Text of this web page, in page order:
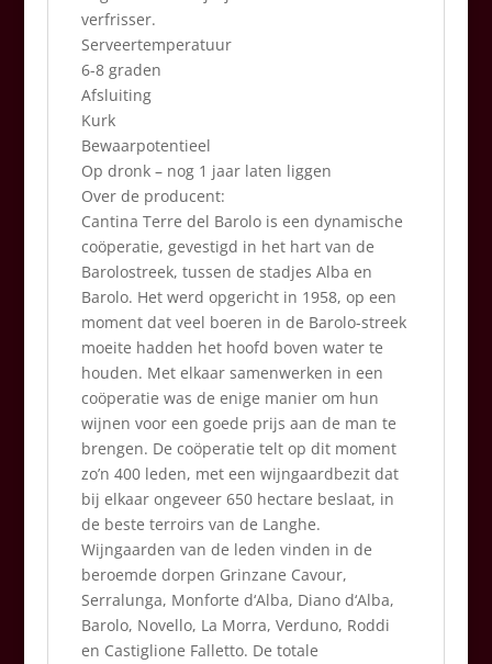
verfrisser.
Serveertemperatuur
6-8 graden
Afsluiting
Kurk
Bewaarpotentieel
Op dronk – nog 1 jaar laten liggen
Over de producent:
Cantina Terre del Barolo is een dynamische
coöperatie, gevestigd in het hart van de
Barolostreek, tussen de stadjes Alba en
Barolo. Het werd opgericht in 1958, op een
moment dat veel boeren in de Barolo-streek
moeite hadden het hoofd boven water te
houden. Met elkaar samenwerken in een
coöperatie was de enige manier om hun
wijnen voor een goede prijs aan de man te
brengen. De coöperatie telt op dit moment
zo’n 400 leden, met een wijngaardbezit dat
bij elkaar ongeveer 650 hectare beslaat, in
de beste terroirs van de Langhe.
Wijngaarden van de leden vinden in de
beroemde dorpen Grinzane Cavour,
Serralunga, Monforte d‘Alba, Diano d‘Alba,
Barolo, Novello, La Morra, Verduno, Roddi
en Castiglione Falletto. De totale